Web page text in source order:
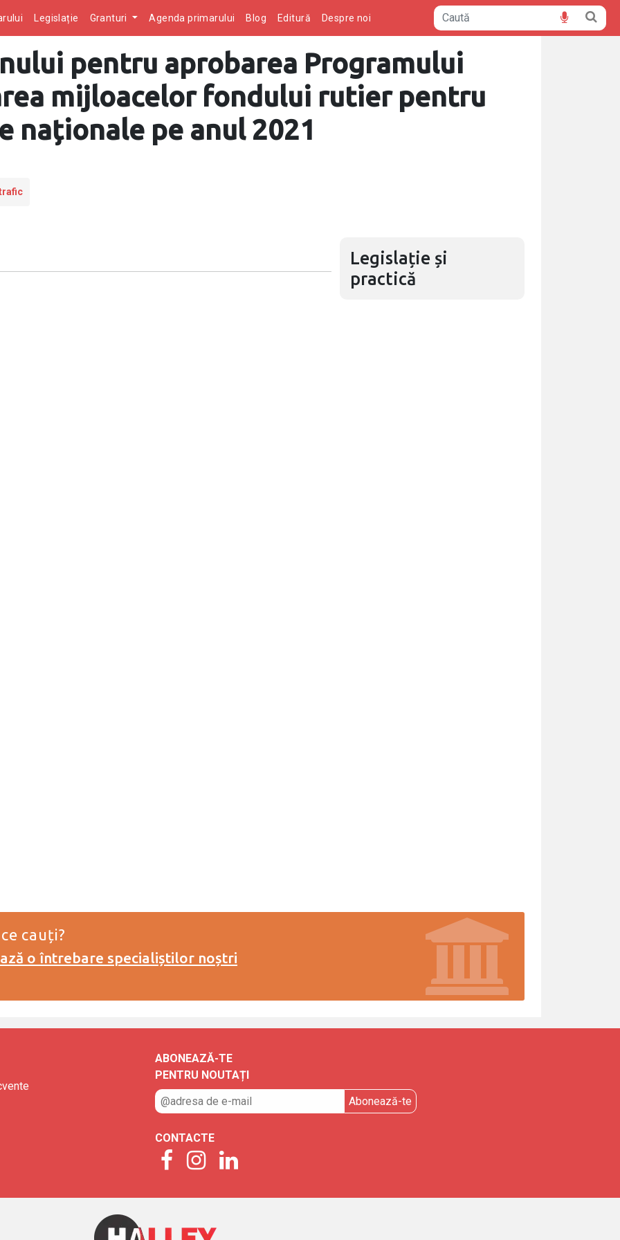
Legislație Granturi Agenda primarului Blog Editură Despre noi
pentru aprobarea Programului
mijloacelor fondului rutier pentru
naționale pe anul 2021
Legislație și
practică
cauți?
o întrebare specialiștilor noștri
ABONEAZĂ-TE
PENTRU NOUTAȚI
CONTACTE